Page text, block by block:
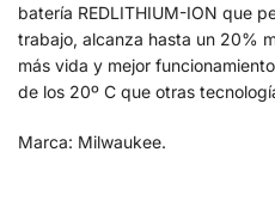
batería REDLITHIUM-ION que
trabajo, alcanza hasta un 20%
más vida y mejor
de los 20º C que otras
Marca: Milwaukee.